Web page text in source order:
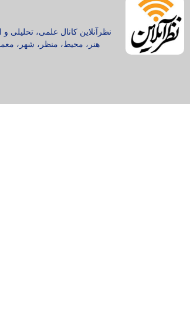
نظرآنلاین کانال علمی، تحلیلی
هنر، محیط، منظر، شهر،